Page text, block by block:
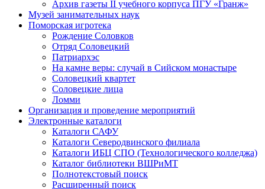
Архив газеты II учебного корпуса ПГУ «Гранж»
Музей занимательных наук
Поморская игротека
Рождение Соловков
Отряд Соловецкий
Патриархэс
На камне веры: случай в Сийском монастыре
Соловецкий квартет
Соловецкие лица
Ломми
Организация и проведение мероприятий
Электронные каталоги
Каталоги САФУ
Каталоги Северодвинского филиала
Каталоги ИБЦ СПО (Технологического колледжа)
Каталог библиотеки ВШРиМТ
Полнотекстовый поиск
Расширенный поиск